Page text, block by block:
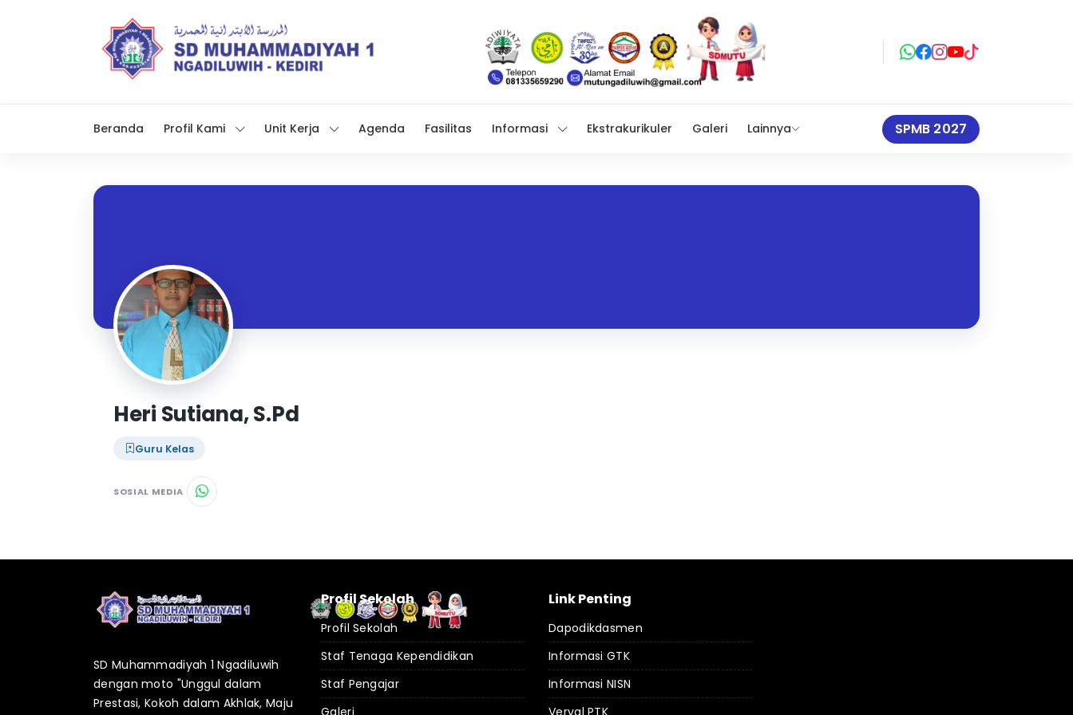
Beranda Profil Kami Unit Kerja Agenda Fasilitas Informasi Ekstrakurikuler Galeri Lainnya SPMB 2027
Heri Sutiana, S.Pd
Guru Kelas
SOSIAL MEDIA
SD Muhammadiyah 1 Ngadiluwih
dengan moto "Unggul dalam
Prestasi, Kokoh dalam Akhlak, Maju
Profil Sekolah
Profil Sekolah
Staf Tenaga Kependidikan
Staf Pengajar
Galeri
Link Penting
Dapodikdasmen
Informasi GTK
Informasi NISN
Verval PTK